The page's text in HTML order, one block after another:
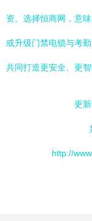
资。选择恒商网，意
或升级门禁电锁与考
共同打造更安全、更
更
http://